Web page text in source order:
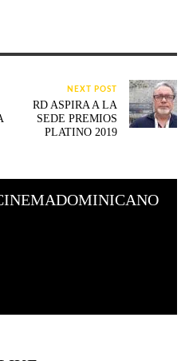
NEXT POST
RD ASPIRA A LA
SEDE PREMIOS
PLATINO 2019